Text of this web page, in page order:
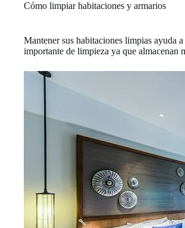
Cómo limpiar habitaciones y armarios
Mantener sus habitaciones limpias ayuda
importante de limpieza ya que almacenan